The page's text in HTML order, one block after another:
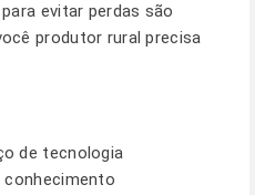
evitar perdas são
produtor rural precisa
de tecnologia
conhecimento